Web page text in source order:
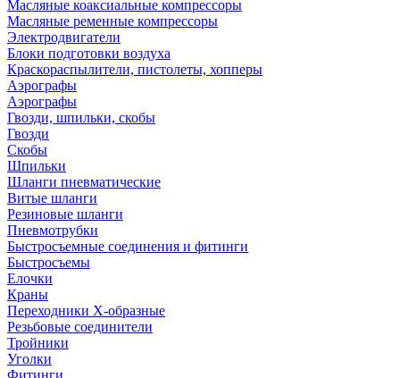
Масляные коаксиальные компрессоры
Масляные ременные компрессоры
Электродвигатели
Блоки подготовки воздуха
Краскораспылители, пистолеты, хопперы
Аэрографы
Аэрографы
Гвозди, шпильки, скобы
Гвозди
Скобы
Шпильки
Шланги пневматические
Витые шланги
Резиновые шланги
Пневмотрубки
Быстросъемные соединения и фитинги
Быстросъемы
Елочки
Краны
Переходники Х-образные
Резьбовые соединители
Тройники
Уголки
Фитинги